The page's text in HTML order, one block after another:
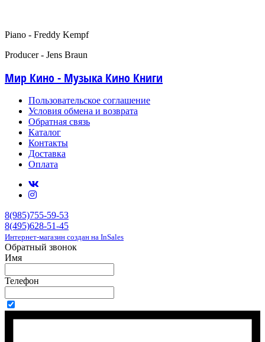
Piano - Freddy Kempf
Producer - Jens Braun
Мир Кино - Музыка Кино Книги
Пользовательское соглашение
Условия обмена и возврата
Обратная связь
Каталог
Контакты
Доставка
Оплата
8(985)755-59-53
8(495)628-51-45
Интернет-магазин создан на InSales
Обратный звонок
Имя
Телефон